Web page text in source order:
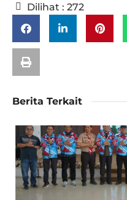
Dilihat : 272
Berita Terkait